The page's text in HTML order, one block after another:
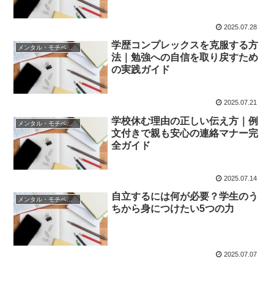
2025.07.28
メンタル・モチベーション
学歴コンプレックスを克服する方
法｜勉強への自信を取り戻すため
の実践ガイド
2025.07.21
メンタル・モチベーション
学校休む理由の正しい伝え方｜例
文付きで親も安心の連絡マナー完
全ガイド
2025.07.14
メンタル・モチベーション
自立するには何が必要？学生のう
ちから身につけたい5つの力
2025.07.07